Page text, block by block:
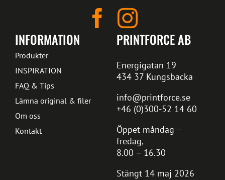
PRINTFORCE AB
Energigatan 19
434 37 Kungsbacka
info@printforce.se
+46 (0)300-52 14 60
Öppet måndag –
fredag,
8.00 – 16.30
Stängt 14 maj 2026
INFORMATION
Produkter
INSPIRATION
FAQ & Tips
Lämna original & filer
Om oss
Kontakt